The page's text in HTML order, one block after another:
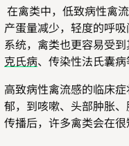
在禽类中，低致病性禽
产蛋量减少，轻度的呼
系统，禽类也更容易受
克氏病、传染性法氏囊病
高致病性禽流感的临床
郁，到咳嗽、头部肿胀
传播后，许多禽类会在很